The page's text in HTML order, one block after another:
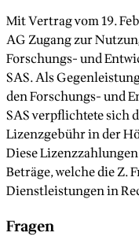
Mit Vertrag vom 19.
AG Zugang zur
Forschungs- und
SAS. Als
den Forschungs- und
SAS verpflichtete sich
Lizenzgebühr in der
Diese
Beträge, welche die Z.
Dienstleistungen in
Fragen